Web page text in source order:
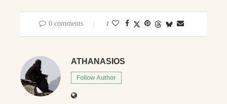
0 comments 1
ATHANASIOS
Follow Author